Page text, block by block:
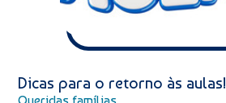
Dicas para o retorno às aulas!